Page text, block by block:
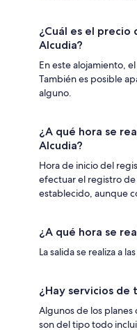
¿Cuál es el precio
Alcudia?
En este alojamiento,
También es posible
alguno.
¿A qué hora se
Alcudia?
Hora de inicio del
efectuar el registro
establecido, aunque
¿A qué hora se
La salida se realiza a
¿Hay servicios de
Algunos de los
son del tipo todo